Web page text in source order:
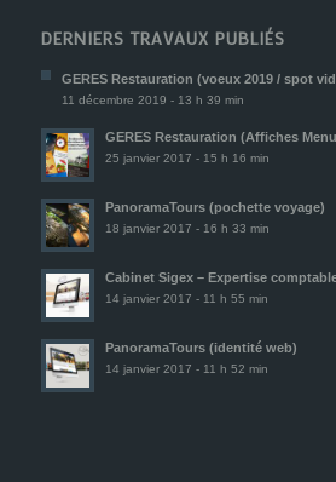
DERNIERS TRAVAUX PUBLIÉS
GERES Restauration (voeux 2019 / spot
11 décembre 2019 - 13 h 39 min
GERES Restauration (Affiches
25 janvier 2017 - 15 h 16 min
PanoramaTours (pochette voyage)
18 janvier 2017 - 16 h 33 min
Cabinet Sigex – Expertise
14 janvier 2017 - 11 h 55 min
PanoramaTours (identité web)
14 janvier 2017 - 11 h 52 min